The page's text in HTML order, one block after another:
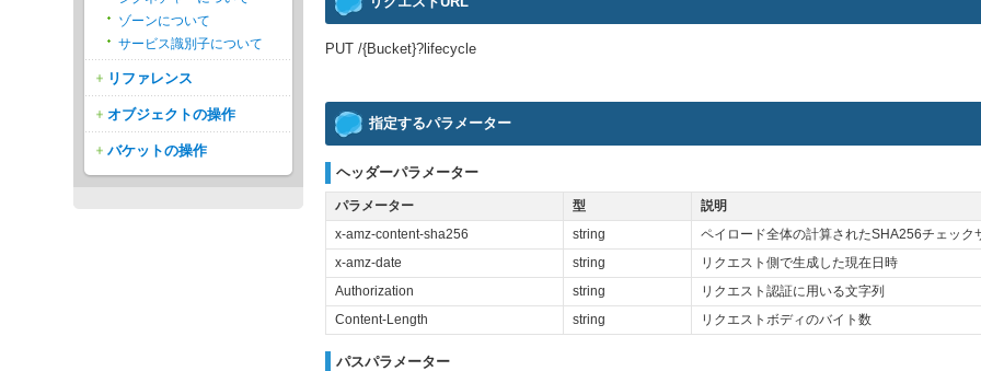
PUT /{Bucket}?lifecycle
指定するパラメーター
ヘッダーパラメーター
パラメーター 型 説明
x-amz-content-sha256 string ペイロード全体の計算されたSHA256チェック
x-amz-date string リクエスト側で生成した現在日時
Authorization string リクエスト認証に用いる文字列
Content-Length string リクエストボディのバイト数
パスパラメーター
ゾーンについて
サービス識別子について
リファレンス
オブジェクトの操作
バケットの操作